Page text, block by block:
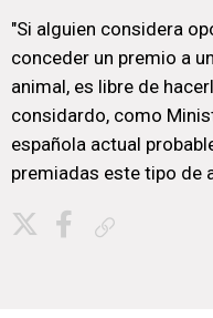
"Si alguien considera
conceder un premio a
animal, es libre de
considardo, como
española actual
premiadas este tipo de